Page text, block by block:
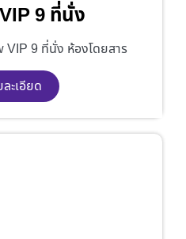
9 ที่นั่ง
VIP 9 ที่นั่ง ห้องโดยสาร
ะเอียด